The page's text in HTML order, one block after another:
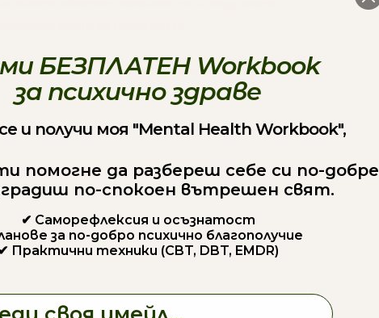
от страна на партньора си.
ще се замислят дали да не оставят смартфона си.
БЕЗПЛАТЕН Workbook
за психично здраве
и получи моя "Mental Health Workbook",
помогне да разбереш себе си по-добре
по-спокоен вътрешен свят.
✔ Саморефлексия и осъзнатост
за по-добро психично благополучие
✔ Практични техники (CBT, DBT, EMDR)